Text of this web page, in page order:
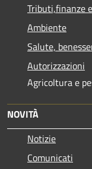
Tributi,finanze
Ambiente
Salute,
Autorizzazioni
Agricoltura e
NOVITÀ
Notizie
Comunicati